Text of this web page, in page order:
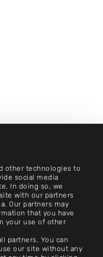
other technologies to
social media
In doing so, we
with our partners
Our partners may
that you have
your use of other
partners. You can
our site without any